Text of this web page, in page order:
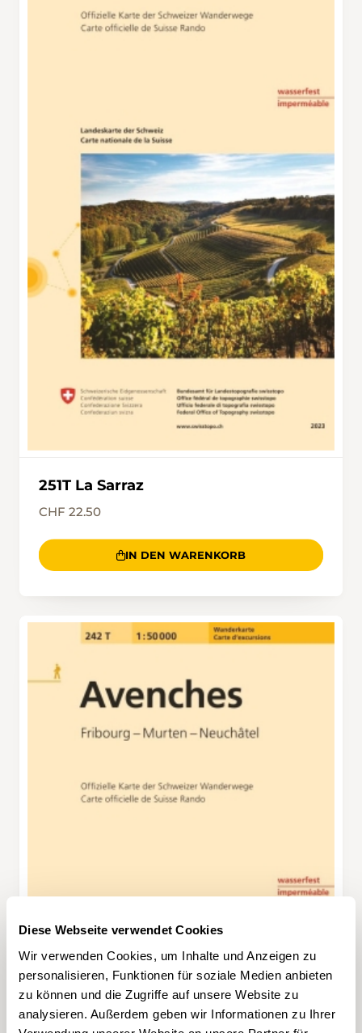
Diese Webseite verwendet Cookies
Wir verwenden Cookies, um Inhalte und Anzeigen zu
personalisieren, Funktionen für soziale Medien anbieten
zu können und die Zugriffe auf unsere Website zu
analysieren. Außerdem geben wir Informationen zu Ihrer
251T La Sarraz
CHF 22.50
IN DEN WARENKORB